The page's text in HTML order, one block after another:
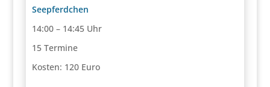
Seepferdchen
14:00 – 14:45 Uhr
15 Termine
Kosten: 120 Euro